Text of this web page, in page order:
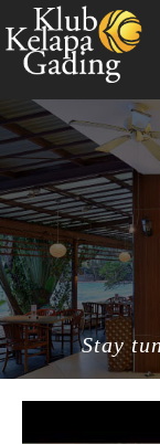
HOME
MEMBERSHIP
BANQUET
RESTAURANT
THE CLUB
PROMO
NEWS
Stay